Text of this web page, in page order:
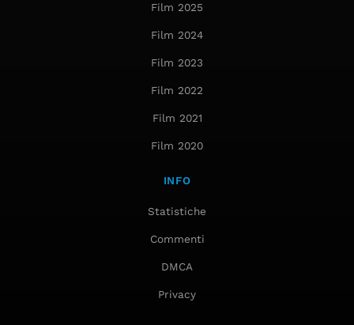
Film 2025
Film 2024
Film 2023
Film 2022
Film 2021
Film 2020
INFO
Statistiche
Commenti
DMCA
Privacy